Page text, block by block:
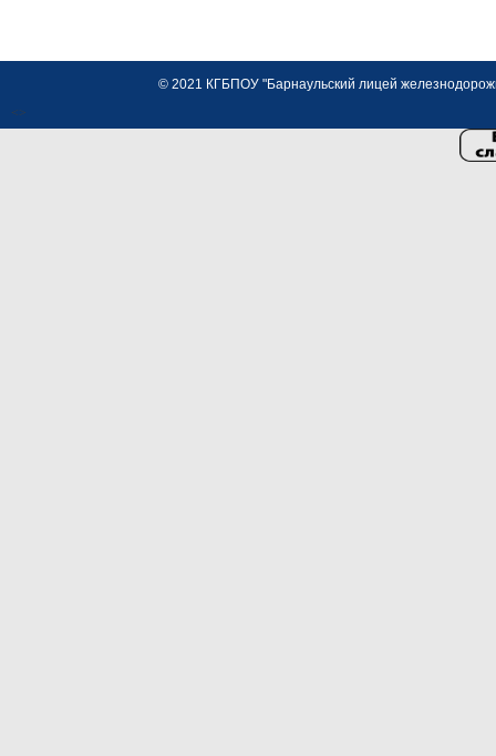
© 2021 КГБПОУ "Барнаульский лицей
<>